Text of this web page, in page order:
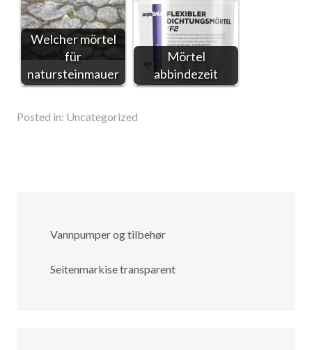
Welcher mörtel
für
natursteinmauer
Mörtel
abbindezeit
Posted in: Uncategorized
Vannpumper og tilbehør
Seitenmarkise transparent